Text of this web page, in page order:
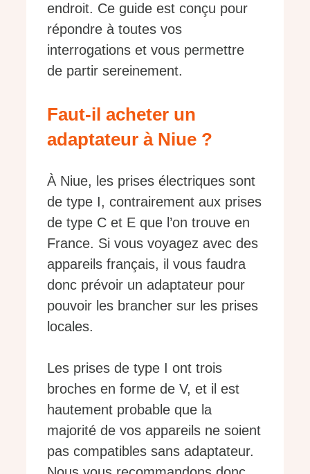
endroit. Ce guide est conçu pour
répondre à toutes vos
interrogations et vous permettre
de partir sereinement.
Faut-il acheter un
adaptateur à Niue ?
À Niue, les prises électriques sont
de type I, contrairement aux prises
de type C et E que l’on trouve en
France. Si vous voyagez avec des
appareils français, il vous faudra
donc prévoir un adaptateur pour
pouvoir les brancher sur les prises
locales.
Les prises de type I ont trois
broches en forme de V, et il est
hautement probable que la
majorité de vos appareils ne soient
pas compatibles sans adaptateur.